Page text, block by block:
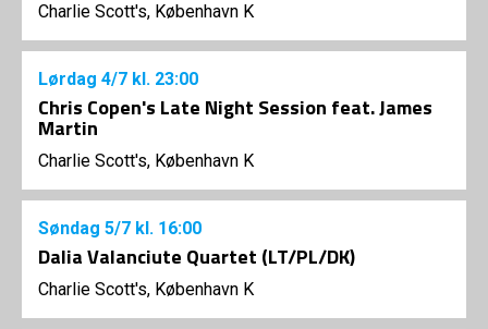
Charlie Scott's, København K
Lørdag 4/7 kl. 23:00
Chris Copen's Late Night Session feat. James
Martin
Charlie Scott's, København K
Søndag 5/7 kl. 16:00
Dalia Valanciute Quartet (LT/PL/DK)
Charlie Scott's, København K